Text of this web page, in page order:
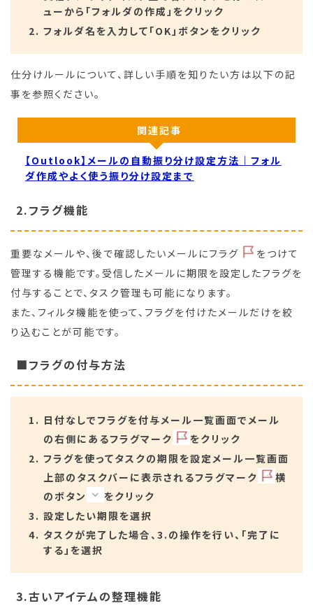
ューから「フォルダの作成」をクリック
フォルダ名を入力して「OK」ボタンをクリック
仕分けルールについて、詳しい手順を知りたい方は以下の記
事を参照ください。
関連記事
【Outlook】メールの自動振り分け設定方法｜フォル
ダ作成やよく使う振り分け設定まで
2.フラグ機能
重要なメールや、後で確認したいメールにフラグ
をつけて
管理する機能です。受信したメールに期限を設定したフラグを
付与することで、タスク管理も可能になります。
また、フィルタ機能を使って、フラグを付けたメールだけを絞
り込むことが可能です。
■フラグの付与方法
日付なしでフラグを付与メール一覧画面でメール
の右側にあるフラグマーク
をクリック
フラグを使ってタスクの期限を設定メール一覧画面
上部のタスクバーに表示されるフラグマーク
横
のボタン
をクリック
設定したい期限を選択
タスクが完了した場合、3.の操作を行い、「完了に
する」を選択
3.古いアイテムの整理機能